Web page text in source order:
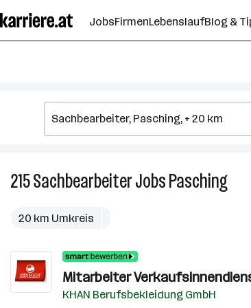
Seiteninhalt
springen
JobsFirmenLebenslaufBlog &
215SachbearbeiterJobsPasching215
20 km Umkreis
Mitarbeiter
KHAN Berufsbekleidung GmbH